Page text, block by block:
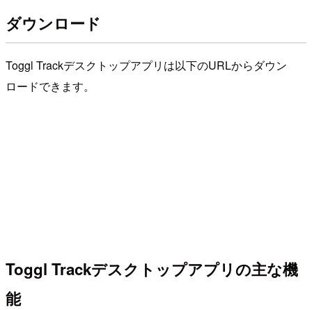
ダウンロード
Toggl Trackデスクトップアプリは以下のURLからダウン
ロードできます。
Toggl Trackデスクトップアプリの主な機
能